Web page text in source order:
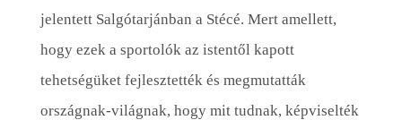
jelentett Salgótarjánban a Stécé. Mert amellett,
hogy ezek a sportolók az istentől kapott
tehetségüket fejlesztették és megmutatták
országnak-világnak, hogy mit tudnak, képviselték